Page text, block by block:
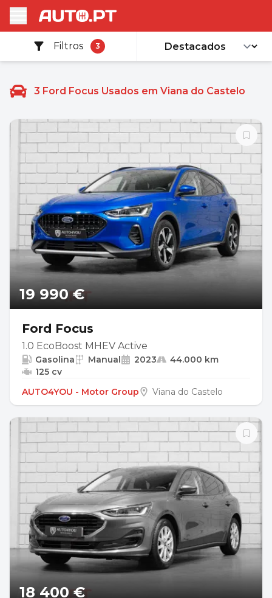
Filtros 3
3 Ford Focus Usados em Viana do Castelo
19 990 €
Ford Focus
1.0 EcoBoost MHEV Active
Gasolina Manual 2023
44.000 km
125 cv
AUTO4YOU - Motor Group
Viana do Castelo
18 400 €